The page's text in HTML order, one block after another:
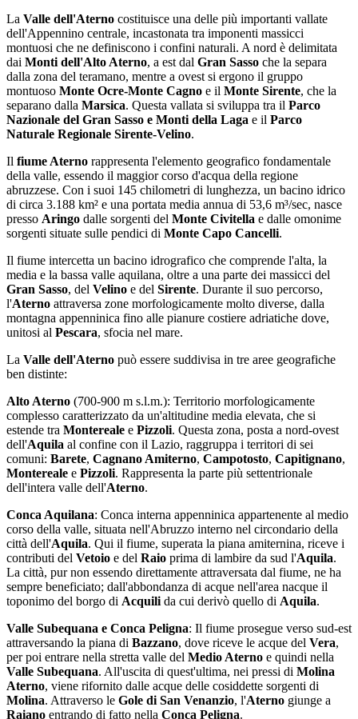
La Valle dell'Aterno costituisce una delle più importanti vallate
dell'Appennino centrale, incastonata tra imponenti massicci
montuosi che ne definiscono i confini naturali. A nord è delimitata
dai Monti dell'Alto Aterno, a est dal Gran Sasso che la separa
dalla zona del teramano, mentre a ovest si ergono il gruppo
montuoso Monte Ocre-Monte Cagno e il Monte Sirente, che la
separano dalla Marsica. Questa vallata si sviluppa tra il Parco
Nazionale del Gran Sasso e Monti della Laga e il Parco
Naturale Regionale Sirente-Velino.
Il fiume Aterno rappresenta l'elemento geografico fondamentale
della valle, essendo il maggior corso d'acqua della regione
abruzzese. Con i suoi 145 chilometri di lunghezza, un bacino idrico
di circa 3.188 km² e una portata media annua di 53,6 m³/sec, nasce
presso Aringo dalle sorgenti del Monte Civitella e dalle omonime
sorgenti situate sulle pendici di Monte Capo Cancelli.
Il fiume intercetta un bacino idrografico che comprende l'alta, la
media e la bassa valle aquilana, oltre a una parte dei massicci del
Gran Sasso, del Velino e del Sirente. Durante il suo percorso,
l'Aterno attraversa zone morfologicamente molto diverse, dalla
montagna appenninica fino alle pianure costiere adriatiche dove,
unitosi al Pescara, sfocia nel mare.
La Valle dell'Aterno può essere suddivisa in tre aree geografiche
ben distinte:
Alto Aterno (700-900 m s.l.m.): Territorio morfologicamente
complesso caratterizzato da un'altitudine media elevata, che si
estende tra Montereale e Pizzoli. Questa zona, posta a nord-ovest
dell'Aquila al confine con il Lazio, raggruppa i territori di sei
comuni: Barete, Cagnano Amiterno, Campotosto, Capitignano,
Montereale e Pizzoli. Rappresenta la parte più settentrionale
dell'intera valle dell'Aterno.
Conca Aquilana: Conca interna appenninica appartenente al medio
corso della valle, situata nell'Abruzzo interno nel circondario della
città dell'Aquila. Qui il fiume, superata la piana amiternina, riceve i
contributi del Vetoio e del Raio prima di lambire da sud l'Aquila.
La città, pur non essendo direttamente attraversata dal fiume, ne ha
sempre beneficiato; dall'abbondanza di acque nell'area nacque il
toponimo del borgo di Acquili da cui derivò quello di Aquila.
Valle Subequana e Conca Peligna: Il fiume prosegue verso sud-est
attraversando la piana di Bazzano, dove riceve le acque del Vera,
per poi entrare nella stretta valle del Medio Aterno e quindi nella
Valle Subequana. All'uscita di quest'ultima, nei pressi di Molina
Aterno, viene rifornito dalle acque delle cosiddette sorgenti di
Molina. Attraverso le Gole di San Venanzio, l'Aterno giunge a
Raiano entrando di fatto nella Conca Peligna.